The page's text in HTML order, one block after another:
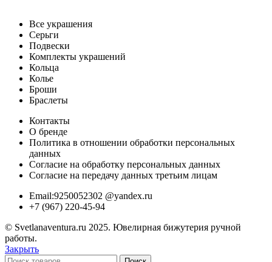
Все украшения
Серьги
Подвески
Комплекты украшений
Кольца
Колье
Броши
Браслеты
Контакты
О бренде
Политика в отношении обработки персональных
данных
Согласие на обработку персональных данных
Согласие на передачу данных третьим лицам
Email:9250052302 @yandex.ru
+7 (967) 220-45-94
© Svetlanaventura.ru 2025. Ювелирная бижутерия ручной
работы.
Закрыть